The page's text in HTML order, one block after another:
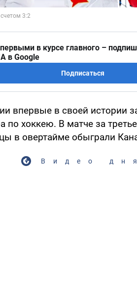
в курсе главного –
в Google
Подписаться
впервые в своей истории
по хоккею. В матче за
в овертайме обыграли
Видео